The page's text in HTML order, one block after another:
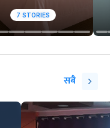
7 STORIES
सबै